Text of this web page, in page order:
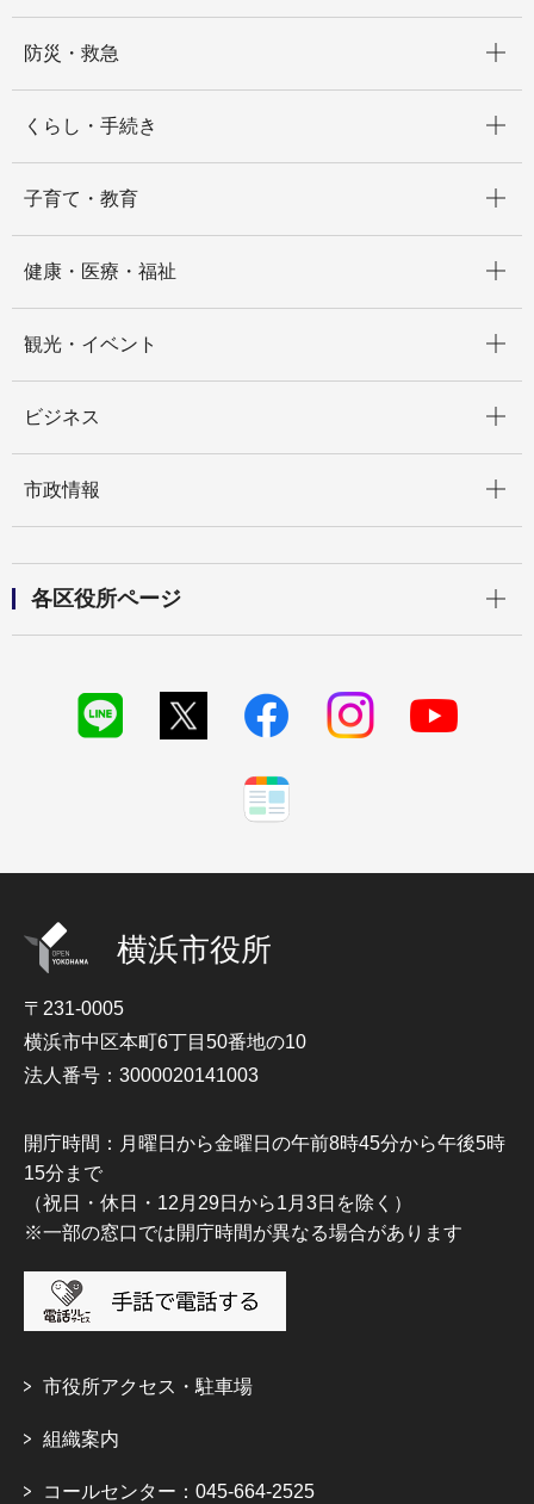
防災・救急
くらし・手続き
子育て・教育
健康・医療・福祉
観光・イベント
ビジネス
市政情報
各区役所ページ
横浜市役所
〒231-0005
横浜市中区本町6丁目50番地の10
法人番号：3000020141003
開庁時間：月曜日から金曜日の午前8時45分から午後5時
15分まで
（祝日・休日・12月29日から1月3日を除く）
※一部の窓口では開庁時間が異なる場合があります
市役所アクセス・駐車場
組織案内
コールセンター：045-664-2525